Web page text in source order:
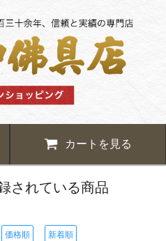
カートを見る
されている商品
価格順 新着順